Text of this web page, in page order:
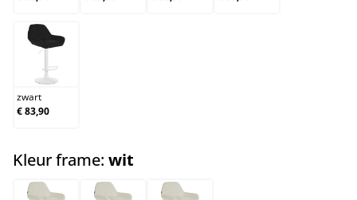
zwart
zwart
€ 83,90
Kleur frame: wit